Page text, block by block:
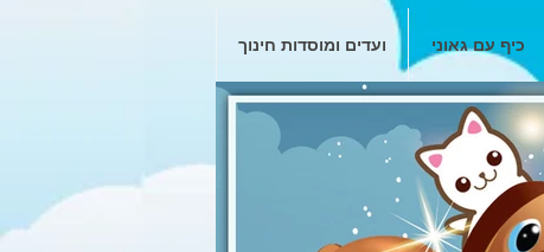
כיף עם גאוני ועדים ומוסדות חינוך